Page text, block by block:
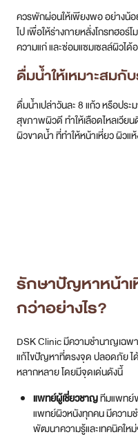
ควรพักผ่อนให้เพียงพอ อย่างน้อ
ไป เพื่อให้ร่างกายหลั่งโกรทฮอ
ความแก่ และซ่อมแซมเซลล์ผิวได้
ดื่มน้ำให้เหมาะสมกั
ดื่มน้ำเปล่าวันละ 8 แก้ว หรือปร
สุขภาพผิวดี ทำให้เลือดไหลเวีย
ผิวขาดน้ำ ที่ทำให้หน้าเหี่ยว ผิว
แก้ไขปัญหาที่ตรงจุด ปลอดภัย
หลากหลาย โดยมีจุดเด่นดังนี้
แพทย์ผู้เชี่ยวชาญทีมแพทย์ข
พัฒนาความรู้และเทคนิคให
บริการที่จริงใจให้คำปรึกษา
รักษาที่เหมาะสมกับปัญหาผิว
เครื่องมือครบครันทันสมัยมี
มาตรฐาน ทันสมัย รองรับ
ครอบคลุม